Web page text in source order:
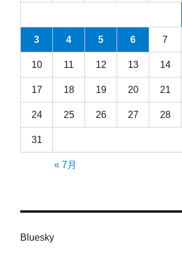
3 4 5 6 7
10 11 12 13 14
17 18 19 20 21
24 25 26 27 28
31
« 7月
Bluesky